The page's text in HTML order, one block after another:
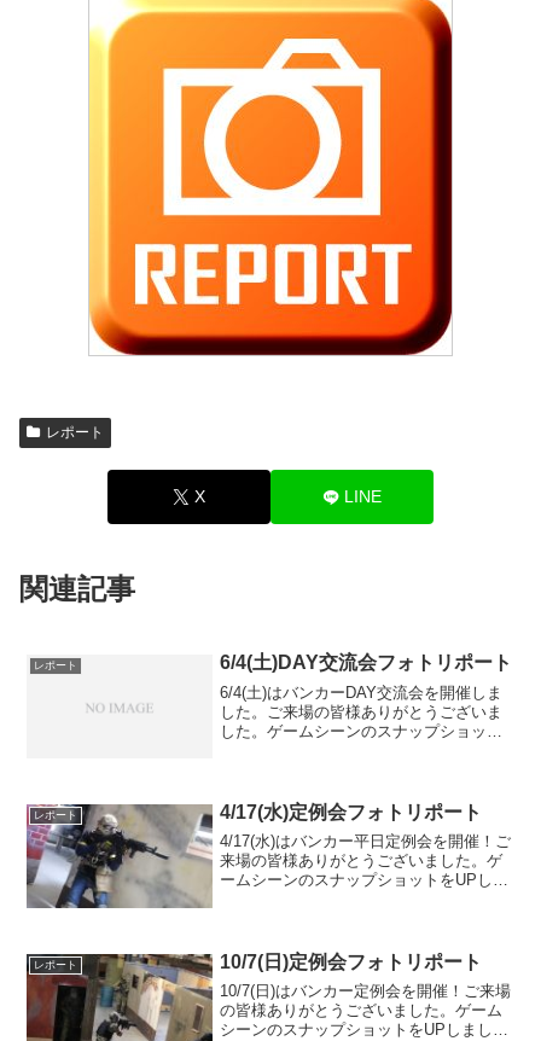
レポート
X LINE
関連記事
レポート 6/4(土)DAY交流会フォトリポート
6/4(土)はバンカーDAY交流会を開催しま
した。ご来場の皆様ありがとうございま
した。ゲームシーンのスナップショット
レポート 4/17(水)定例会フォトリポート
4/17(水)はバンカー平日定例会を開催！ご
来場の皆様ありがとうございました。ゲ
ームシーンのスナップショットをUPしま
レポート 10/7(日)定例会フォトリポート
10/7(日)はバンカー定例会を開催！ご来場
の皆様ありがとうございました。ゲーム
シーンのスナップショットをUPしました